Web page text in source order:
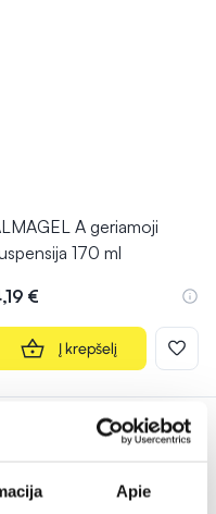
Apie
A geriamoji
170 ml
€
Į krepšelį